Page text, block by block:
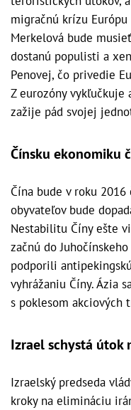
migračnú krízu
Merkelová bude
dostanú populisti a
Penovej, čo privedie
Z eurozóny vykľučkuje
zažije pád svojej
Čínsku ekonomiku
Čína bude v roku
obyvateľov bude
Nestabilitu Číny ešte
začnú do
podporili
vyhrážaniu Číny. Ázia
s poklesom akciových
Izrael schystá útok
Izraelský predseda
kroky na elimináciu